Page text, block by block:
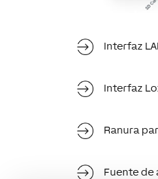
Interfaz
Interfaz
Ranura
Fuente de